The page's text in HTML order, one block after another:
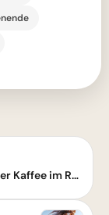
Schönes Wochenende: Gemütlicher Kaffee im Regen – Romantische Grüße